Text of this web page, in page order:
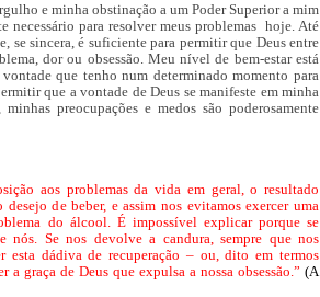
e minha obstinação a um Poder Superior a mim
necessário para resolver meus problemas hoje. Até
se sincera, é suficiente para permitir que Deus entre
dor ou obsessão. Meu nível de bem-estar está
que tenho num determinado momento para
que a vontade de Deus se manifeste em minha
preocupações e medos são poderosamente
aos problemas da vida em geral, o resultado
de beber, e assim nos evitamos exercer uma
do álcool. É impossível explicar porque se
nós. Se nos devolve a candura, sempre que nos
esta dádiva de recuperação – ou, dito em termos
a graça de Deus que expulsa a nossa obsessão.” (A